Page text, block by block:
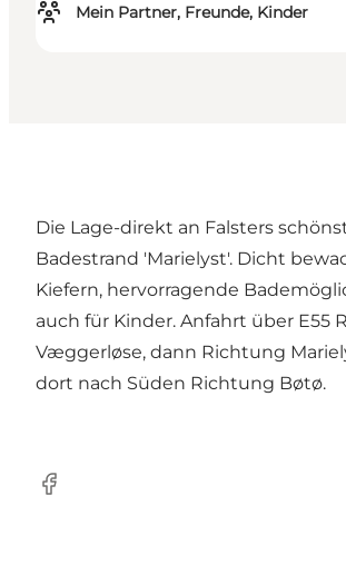
Mein Partner, Freunde, Kinder
Die Lage-direkt an Falsters
Badestrand 'Marielyst'. Dicht
Kiefern, hervorragende
auch für Kinder. Anfahrt über E55
Væggerløse, dann Richtung
dort nach Süden Richtung Bøtø.
Facebook